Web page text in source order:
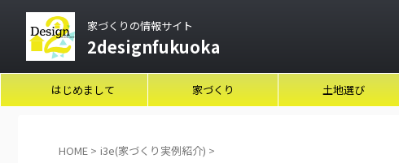
家づくりの情報サイト
2designfukuoka
はじめまして 家づくり 土地選び
HOME > i3e(家づくり実例紹介) >